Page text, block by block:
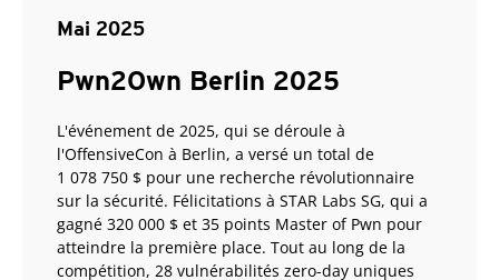
Mai 2025
Pwn2Own Berlin 2025
L'événement de 2025, qui se déroule à
l'OffensiveCon à Berlin, a versé un total de
1 078 750 $ pour une recherche révolutionnaire
sur la sécurité. Félicitations à STAR Labs SG, qui a
gagné 320 000 $ et 35 points Master of Pwn pour
atteindre la première place. Tout au long de la
compétition, 28 vulnérabilités zero-day uniques